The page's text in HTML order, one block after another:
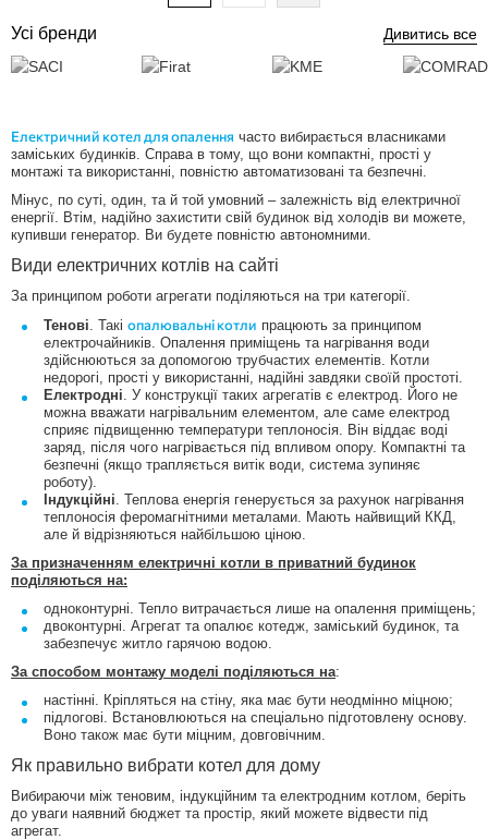
Усі бренди Дивитись все
Електричний котел для опалення часто вибирається власниками
заміських будинків. Справа в тому, що вони компактні, прості у
монтажі та використанні, повністю автоматизовані та безпечні.
Мінус, по суті, один, та й той умовний – залежність від електричної
енергії. Втім, надійно захистити свій будинок від холодів ви можете,
купивши генератор. Ви будете повністю автономними.
Види електричних котлів на сайті
За принципом роботи агрегати поділяються на три категорії.
Тенові . Такі опалювальні котли працюють за принципом
електрочайників. Опалення приміщень та нагрівання води
здійснюються за допомогою трубчастих елементів. Котли
недорогі, прості у використанні, надійні завдяки своїй простоті.
Електродні . У конструкції таких агрегатів є електрод. Його не
можна вважати нагрівальним елементом, але саме електрод
сприяє підвищенню температури теплоносія. Він віддає воді
заряд, після чого нагрівається під впливом опору. Компактні та
безпечні (якщо трапляється витік води, система зупиняє
роботу).
Індукційні . Теплова енергія генерується за рахунок нагрівання
теплоносія феромагнітними металами. Мають найвищий ККД,
але й відрізняються найбільшою ціною.
За призначенням електричні котли в приватний будинок
поділяються на:
одноконтурні. Тепло витрачається лише на опалення приміщень;
двоконтурні. Агрегат та опалює котедж, заміський будинок, та
забезпечує житло гарячою водою.
За способом монтажу моделі поділяються на:
настінні. Кріпляться на стіну, яка має бути неодмінно міцною;
підлогові. Встановлюються на спеціально підготовлену основу.
Воно також має бути міцним, довговічним.
Як правильно вибрати котел для дому
Вибираючи між теновим, індукційним та електродним котлом, беріть
до уваги наявний бюджет та простір, який можете відвести під
агрегат.